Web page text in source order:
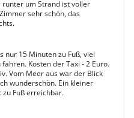
runter um Strand ist voller
sehr schön, das
nur 15 Minuten zu Fuß, viel
Kosten der Taxi - 2 Euro.
Vom Meer aus war der Blick
wunderschön. Ein kleiner
zu Fuß erreichbar.